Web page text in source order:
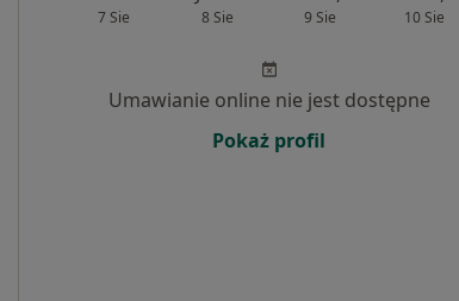
7 Sie 8 Sie 9 Sie 10 Sie
Umawianie online nie jest dostępne
Pokaż profil